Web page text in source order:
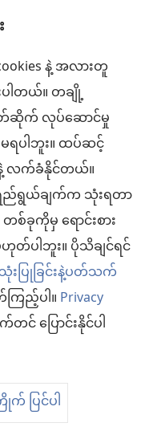
နဲ့ အလားတူ
ါတယ်။ တချို့
ဆိုက် လုပ်ဆောင်မှု
ရပါဘူး။ ထပ်ဆင့်
လက်ခံနိုင်တယ်။
ည်ရွယ်ချက်က သုံးရတာ
ခုကိုမှ ရောင်းစား
တ်ပါဘူး။ ပိုသိချင်ရင်
သုံးပြုခြင်းနဲ့ပတ်သက်
ြည့်ပါ။Privacy
င် ပြောင်းနိုင်ပါ
ပြင်ပါ
ေးယုံကြည်ချက်အတိုင်း လုပ်ဆောင်
ာဝန် ဖြစ်ပါတယ်။ ဒီကဏ္ဍထဲက
လက်ခံနိုင်စရာ ဖြစ်ချင်မှဖြစ်
တ်သက်ပြီး ဆရာဝန်တွေ၊ ဆေးဘက်
းမကောင်းဘူးလို့ထင်ရင် ဆရာဝန်နဲ့
ြုရပါမယ်။
Society of Pennsylvania.